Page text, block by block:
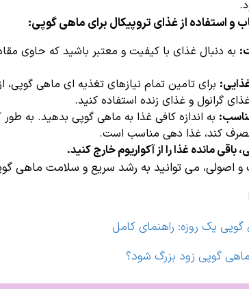
و استفاده از غذای تروپیکال برای ماهی گوپی:
به دنبال غذای با کیفیت و معتبر باشید که حاوی
برای تامین تمام نیازهای تغذیه ای ماهی گوپی،
گرانول و غذای زنده استفاده کنید.
به اندازه کافی غذا به ماهی گوپی بدهید. به
کند، غذا دهی مناسب است.
باقی مانده غذا را از آکواریوم خارج کنید.
و اصولی، می توانید به رشد سریع و سلامت ماهی
یک روزه: راهنمای کامل
گوپی زود بزرگ شود؟